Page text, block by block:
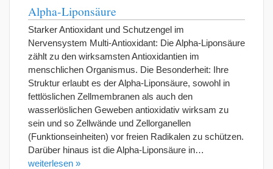
Alpha-Liponsäure
Starker Antioxidant und Schutzengel im
Nervensystem Multi-Antioxidant: Die Alpha-Liponsäure
zählt zu den wirksamsten Antioxidantien im
menschlichen Organismus. Die Besonderheit: Ihre
Struktur erlaubt es der Alpha-Liponsäure, sowohl in
fettlöslichen Zellmembranen als auch den
wasserlöslichen Geweben antioxidativ wirksam zu
sein und so Zellwände und Zellorganellen
(Funktionseinheiten) vor freien Radikalen zu schützen.
Darüber hinaus ist die Alpha-Liponsäure in…
weiterlesen »